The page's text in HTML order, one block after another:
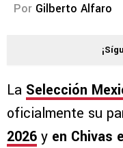
Por Gilberto Alfaro
La Selección
oficialmente su
2026 y en Chivas